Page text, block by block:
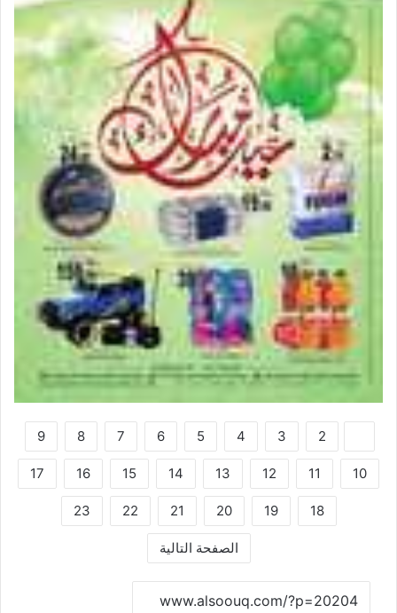
2
3
4
5
6
7
8
9
10
11
12
13
14
15
16
17
18
19
20
21
22
23
الصفحة التالية